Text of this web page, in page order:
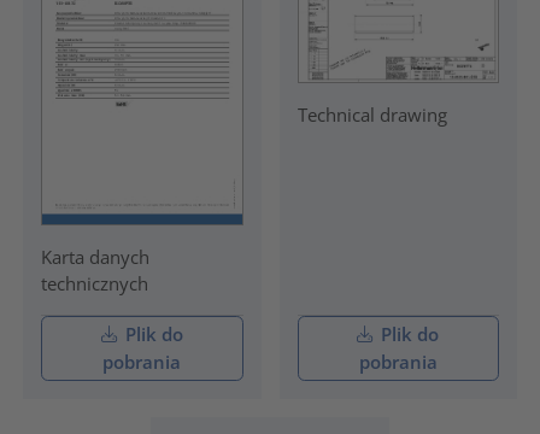
Karta danych
technicznych
Plik do
pobrania
Technical drawing
Plik do
pobrania